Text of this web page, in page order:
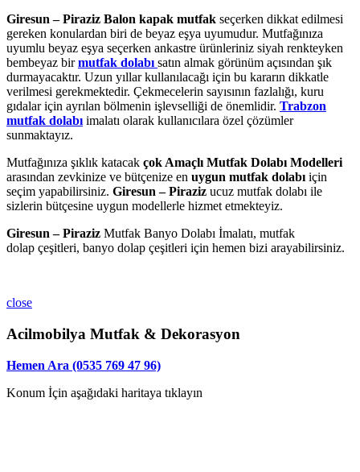
Giresun – Piraziz Balon kapak mutfak seçerken dikkat edilmesi
gereken konulardan biri de beyaz eşya uyumudur. Mutfağınıza
uyumlu beyaz eşya seçerken ankastre ürünleriniz siyah renkteyken
bembeyaz birmutfak dolabı satın almak görünüm açısından şık
durmayacaktır. Uzun yıllar kullanılacağı için bu kararın dikkatle
verilmesi gerekmektedir. Çekmecelerin sayısının fazlalığı, kuru
gıdalar için ayrılan bölmenin işlevselliği de önemlidir. Trabzon
mutfak dolabı imalatı olarak kullanıcılara özel çözümler
sunmaktayız.
Mutfağınıza şıklık katacak çok Amaçlı Mutfak Dolabı Modelleri
arasından zevkinize ve bütçenize en uygun mutfak dolabı için
seçim yapabilirsiniz. Giresun – Piraziz ucuz mutfak dolabı ile
sizlerin bütçesine uygun modellerle hizmet etmekteyiz.
Giresun – Piraziz Mutfak Banyo Dolabı İmalatı, mutfak
dolap çeşitleri, banyo dolap çeşitleri için hemen bizi arayabilirsiniz.
close
Acilmobilya Mutfak & Dekorasyon
Hemen Ara (0535 769 47 96)
Konum İçin aşağıdaki haritaya tıklayın